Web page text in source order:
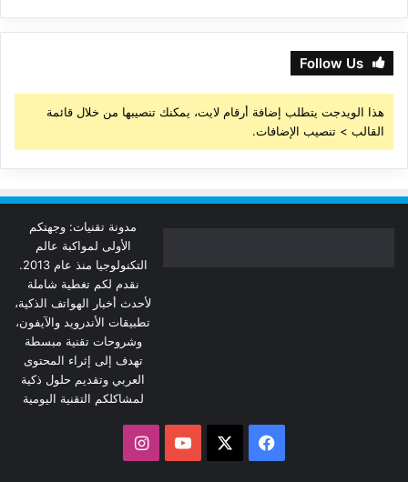
Follow Us
هذا الويدجت يتطلب إضافة أرقام لايت، يمكنك تنصيبها من خلال قائمة
القالب > تنصيب الإضافات.
مدونة تقنيات: وجهتكم
الأولى لمواكبة عالم
التكنولوجيا منذ عام 2013.
نقدم لكم تغطية شاملة
لأحدث أخبار الهواتف الذكية،
تطبيقات الأندرويد والآيفون،
وشروحات تقنية مبسطة
تهدف إلى إثراء المحتوى
العربي وتقديم حلول ذكية
لمشاكلكم التقنية اليومية
فيسبوك ‫YouTubeانستقرام